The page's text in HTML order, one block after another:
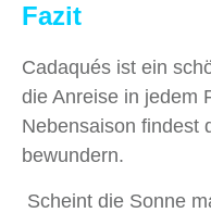
Fazit
Cadaqués ist ein
die Anreise in jedem
Nebensaison findest
bewundern.
Scheint die Sonne